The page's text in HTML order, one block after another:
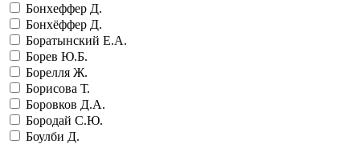
Бонхеффер Д.
Бонхёффер Д.
Боратынский Е.А.
Борев Ю.Б.
Борелля Ж.
Борисова Т.
Боровков Д.А.
Бородай С.Ю.
Боулби Д.